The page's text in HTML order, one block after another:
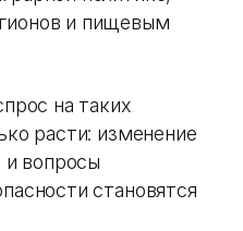
и пищевым
на таких
расти: изменение
и вопросы
становятся